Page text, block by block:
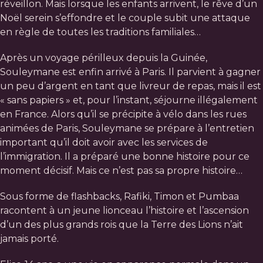
réveillon. Mais lorsque les enfants arrivent, le rêve d’un
Noël serein s’effondre et le couple subit une attaque
en règle de toutes les traditions familiales…
Après un voyage périlleux depuis la Guinée,
Souleymane est enfin arrivé à Paris. Il parvient à gagner
un peu d’argent en tant que livreur de repas, mais il est
« sans papiers » et, pour l’instant, séjourne illégalement
en France. Alors qu’il se précipite à vélo dans les rues
animées de Paris, Souleymane se prépare à l’entretien
important qu’il doit avoir avec les services de
l’immigration. Il a préparé une bonne histoire pour ce
moment décisif. Mais ce n’est pas sa propre histoire…
Sous forme de flashbacks, Rafiki, Timon et Pumbaa
racontent à un jeune lionceau l’histoire et l’ascension
d’un des plus grands rois que la Terre des Lions n’ait
jamais porté.